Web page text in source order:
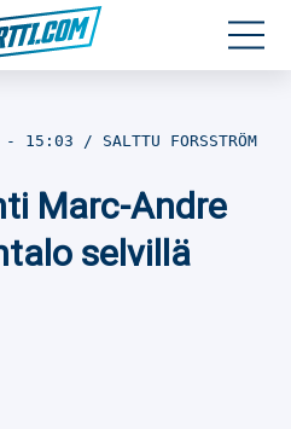
- 15:03 SALTTU FORSSTRÖM
Marc-Andre
selvillä